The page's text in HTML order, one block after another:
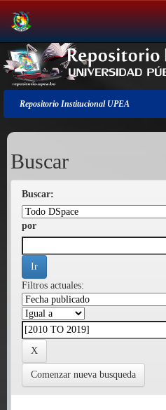
Salir
de
la
navegación
Repositorio Institucional UPEA
Buscar
Buscar:
por
Filtros actuales:
Comenzar nueva busqueda